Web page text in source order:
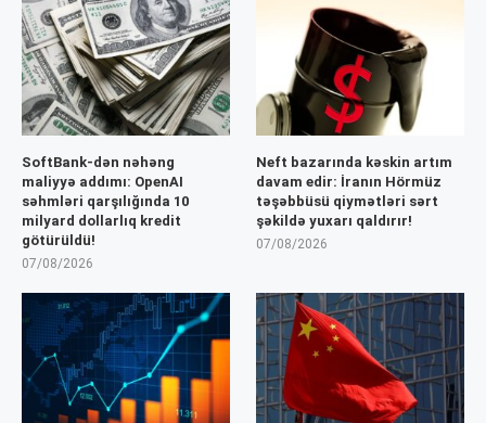
SoftBank-dən nəhəng
maliyyə addımı: OpenAI
səhmləri qarşılığında 10
milyard dollarlıq kredit
götürüldü!
07/08/2026
Neft bazarında kəskin artım
davam edir: İranın Hörmüz
təşəbbüsü qiymətləri sərt
şəkildə yuxarı qaldırır!
07/08/2026